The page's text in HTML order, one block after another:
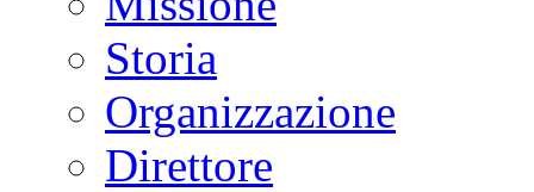
Storia
Organizzazione
Direttore